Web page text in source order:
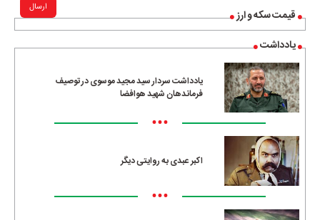
قیمت سکه و ارز
یادداشت
یادداشت سردار سید مجید موسوی در توصیف
فرماندهان شهید هوافضا
•••
اکبر عبدی به روایتی دیگر
•••
ارسال